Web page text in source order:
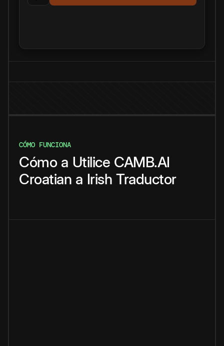
CÓMO FUNCIONA
Cómo a Utilice CAMB.AI
Croatian a Irish Traductor